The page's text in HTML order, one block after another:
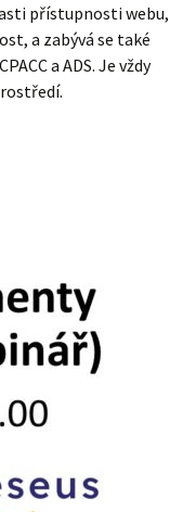
přístupnosti webu,
a zabývá se také
a ADS. Je vždy